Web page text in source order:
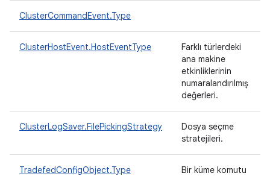
ClusterCommandEvent.Type
ClusterHostEvent.HostEventType
Farklı türlerdeki
ana makine
etkinliklerinin
numaralandırılmış
değerleri.
ClusterLogSaver.FilePickingStrategy
Dosya seçme
stratejileri.
TradefedConfigObject.Type
Bir küme komutu